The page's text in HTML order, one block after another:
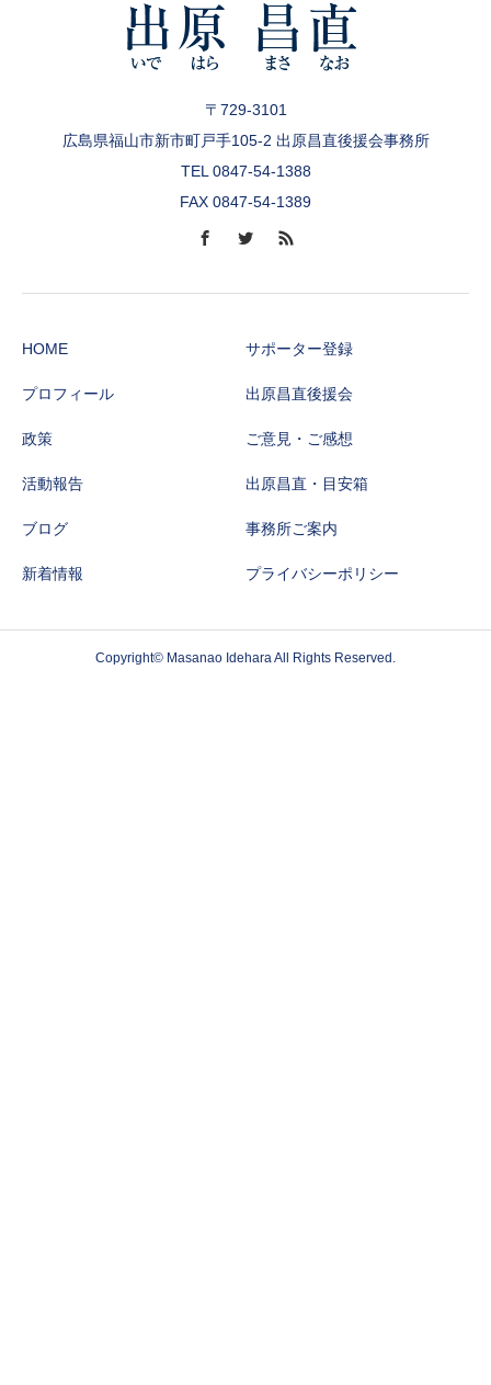
〒729-3101
広島県福山市新市町戸手105-2 出原昌直後援会事務所
TEL 0847-54-1388
FAX 0847-54-1389
HOME
プロフィール
政策
活動報告
ブログ
新着情報
サポーター登録
出原昌直後援会
ご意見・ご感想
出原昌直・目安箱
事務所ご案内
プライバシーポリシー
Copyright© Masanao Idehara All Rights Reserved.